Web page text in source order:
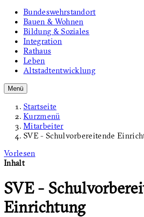
Bundeswehrstandort
Bauen & Wohnen
Bildung & Soziales
Integration
Rathaus
Leben
Altstadtentwicklung
Menü
Startseite
Kurzmenü
Mitarbeiter
SVE - Schulvorbereitende
Vorlesen
Inhalt
SVE -
Einrichtung